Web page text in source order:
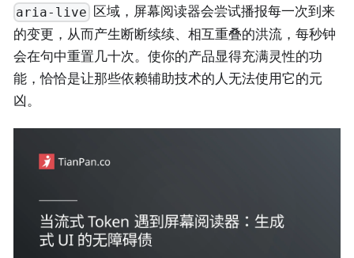
aria-live 区域，屏幕阅读器会尝试播报每一次到来
的变更，从而产生断断续续、相互重叠的洪流，每秒钟
会在句中重置几十次。使你的产品显得充满灵性的功
能，恰恰是让那些依赖辅助技术的人无法使用它的元
凶。